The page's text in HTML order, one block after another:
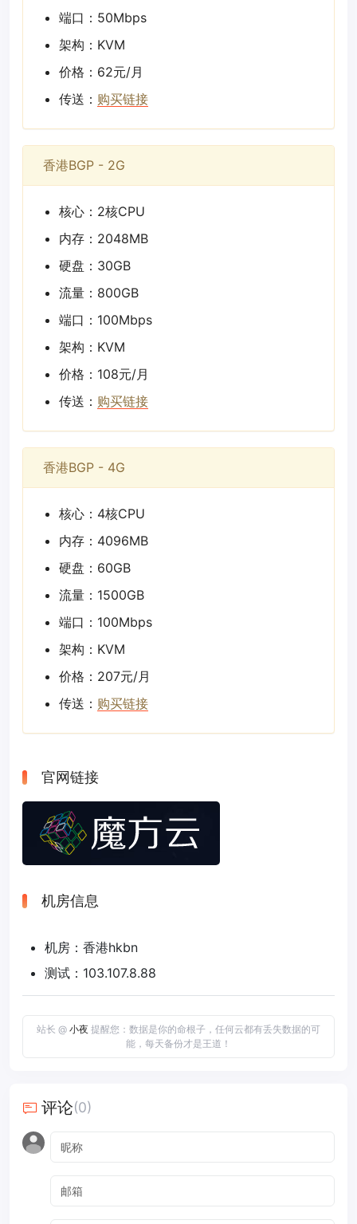
端口：50Mbps
架构：KVM
价格：62元/月
传送： 购买链接
香港BGP - 2G
核心：2核CPU
内存：2048MB
硬盘：30GB
流量：800GB
端口：100Mbps
架构：KVM
价格：108元/月
传送： 购买链接
香港BGP - 4G
核心：4核CPU
内存：4096MB
硬盘：60GB
流量：1500GB
端口：100Mbps
架构：KVM
价格：207元/月
传送： 购买链接
官网链接
机房信息
机房：香港hkbn
测试：103.107.8.88
站长 @ 小夜 提醒您：数据是你的命根子，任何云都有丢失数据的可
能，每天备份才是王道！
评论(0)